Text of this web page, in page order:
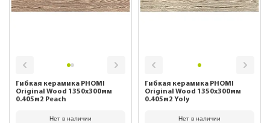
Гибкая керамика PHOMI
Original Wood 1350x300мм
0.405м2 Peach
Нет в наличии
Гибкая керамика PHOMI
Original Wood 1350x300мм
0.405м2 Yoly
Нет в наличии